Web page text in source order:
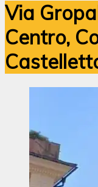
Via
Centro,